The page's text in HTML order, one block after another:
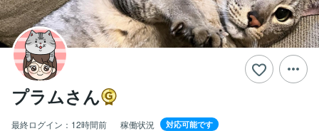
プラムさん
最終ログイン： 12時間前 稼働状況 対応可能です